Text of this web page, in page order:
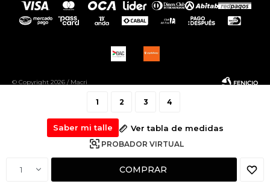
1 2 3 4
Saber mi talle Ver tabla de medidas
PROBADOR VIRTUAL
1 COMPRAR
© Copyright 2026 / Macri